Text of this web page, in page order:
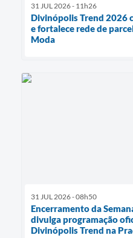
31 JUL 2026 - 11h26
Divinópolis Trend 2026
e fortalece rede de
Moda
31 JUL 2026 - 08h50
Encerramento da
divulga programação
Divinópolis Trend na